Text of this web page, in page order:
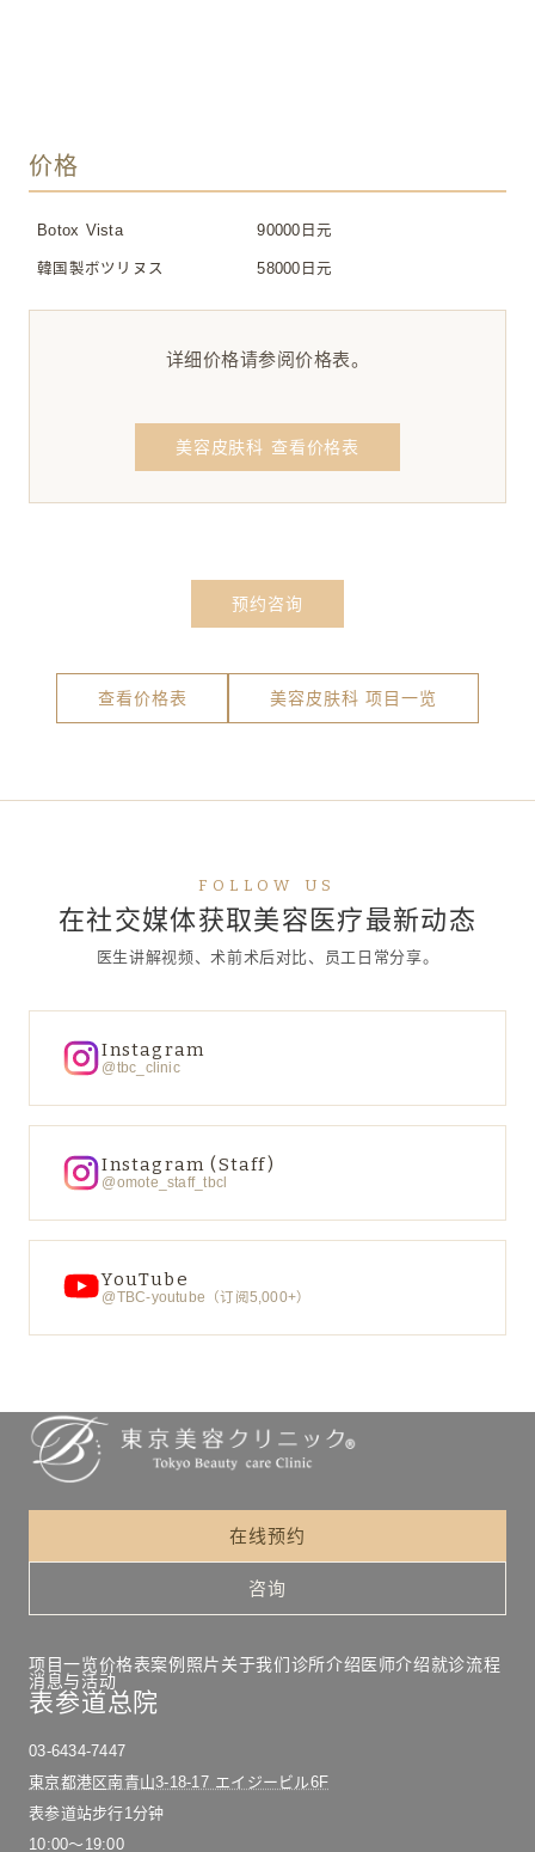
价格
Botox Vista 90000日元
韓国製ボツリヌス 58000日元
详细价格请参阅价格表。
美容皮肤科 查看价格表
预约咨询
查看价格表 美容皮肤科 项目一览
FOLLOW US
在社交媒体获取美容医疗最新动态
医生讲解视频、术前术后对比、员工日常分享。
Instagram
@tbc_clinic
Instagram (Staff)
@omote_staff_tbcl
YouTube
@TBC-youtube（订阅5,000+）
在线预约
咨询
项目一览价格表案例照片关于我们诊所介绍医师介绍就诊流程
消息与活动
表参道总院
03-6434-7447
東京都港区南青山3-18-17 エイジービル6F
表参道站步行1分钟
10:00〜19:00